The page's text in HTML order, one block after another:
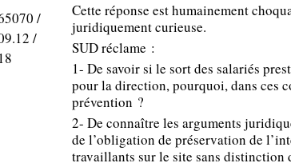
/
/
18
Cette réponse est humainement
juridiquement curieuse.
SUD réclame :
1- De savoir si le sort des salariés
pour la direction, pourquoi, dans ces
prévention ?
2- De connaître les arguments
de l’obligation de préservation de
travaillants sur le site sans distinction